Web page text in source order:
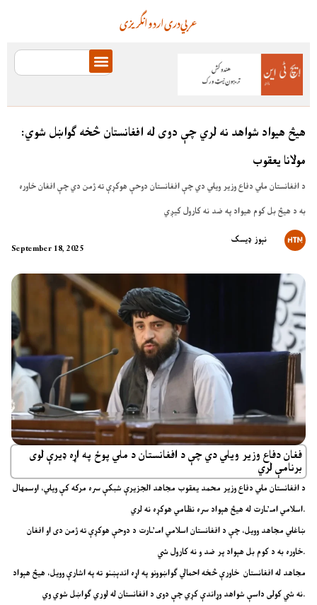
انگریزیاردودریعربي
هیڅ هیواد شواهد نه لري چې دوی له افغانستان څخه ګواښل شوي:
مولانا یعقوب
د افغانستان ملي دفاع وزیر ویلي دي چې افغانستان دوحې هوکړې ته ژمن دي چې افغان خاوره
به د هیڅ بل کوم هیواد په ضد نه کارول کیږي
September 18, 2025
نېوز ډیسک
فغان دفاع وزیر ویلي دي چې د افغانستان د ملي پوځ په اړه ډیرې لوی
برنامې لري
د افغانستان ملي دفاع وزیر محمد یعقوب مجاهد الجزیرې شبکې سره مرکه کې ویلي، اوسمهال
اسلامي امـ’ـارت له هیڅ هېواد سره نظامي هوکړه نه لري.
ښاغلي مجاهد وویل، چې د افغانستان اسلامي امـ’ـارت د دوحې هوکړې ته ژمن دی او افغان
خاوره به د کوم بل هېواد پر ضد و نه کارول شي.
مجاهد له افغانستان خاورې څخه احمالي ګواښوونو په اړه اندېښنو ته په اشارې وویل، هیڅ هېواد
نه شي کولی داسې شواهد وړاندې کړي چې دوی د افغانستان له لوري ګواښل شوي وي.